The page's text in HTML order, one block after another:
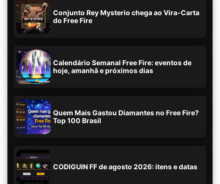
Conjunto Rey Mysterio chega ao Vira-Carta
do Free Fire
Calendário Semanal Free Fire: eventos de
hoje, amanhã e próximos dias
Quem Mais Gastou Diamantes no Free Fire?
Top 100 Brasil
CODIGUIN FF de agosto 2026: itens e datas